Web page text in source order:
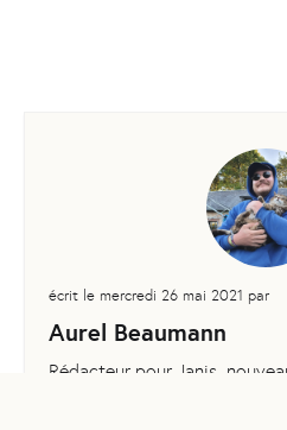
écrit le mercredi 26 mai 2021 par
Aurel Beaumann
Rédacteur pour Janis,